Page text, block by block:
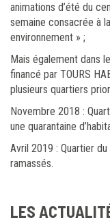
animations d’été du
semaine consacrée à
environnement » ;
Mais également dans
financé par TOURS
plusieurs quartiers
Novembre 2018 :
une quarantaine
Avril 2019 : Quartier
ramassés.
LES